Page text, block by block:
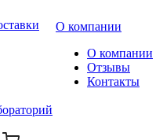
О компании
О компании
Отзывы
Контакты